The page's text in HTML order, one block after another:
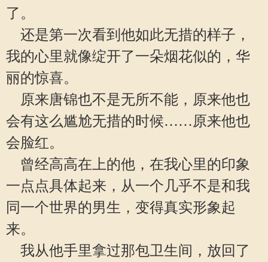
了。
还是第一次看到他如此无措的样子，
我的心里就像绽开了一朵烟花似的，华
丽的惊喜。
原来唐锦也不是无所不能，原来他也
会有这么尴尬无措的时候……原来他也
会脸红。
曾经高高在上的他，在我心里的印象
一点点具体起来，从一个几乎不是和我
同一个世界的男生，变得真实形象起
来。
我从他手里拿过那包卫生间，放回了